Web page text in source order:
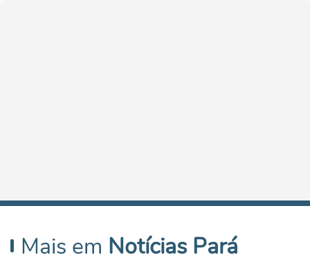
Mais em Notícias Pará